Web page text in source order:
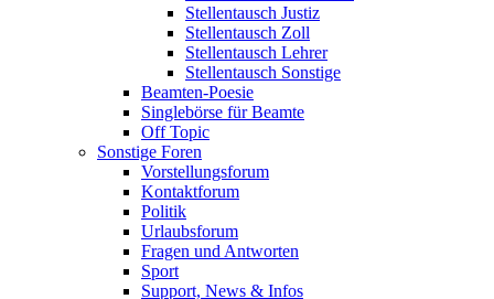
Stellentausch Justiz
Stellentausch Zoll
Stellentausch Lehrer
Stellentausch Sonstige
Beamten-Poesie
Singlebörse für Beamte
Off Topic
Sonstige Foren
Vorstellungsforum
Kontaktforum
Politik
Urlaubsforum
Fragen und Antworten
Sport
Support, News & Infos